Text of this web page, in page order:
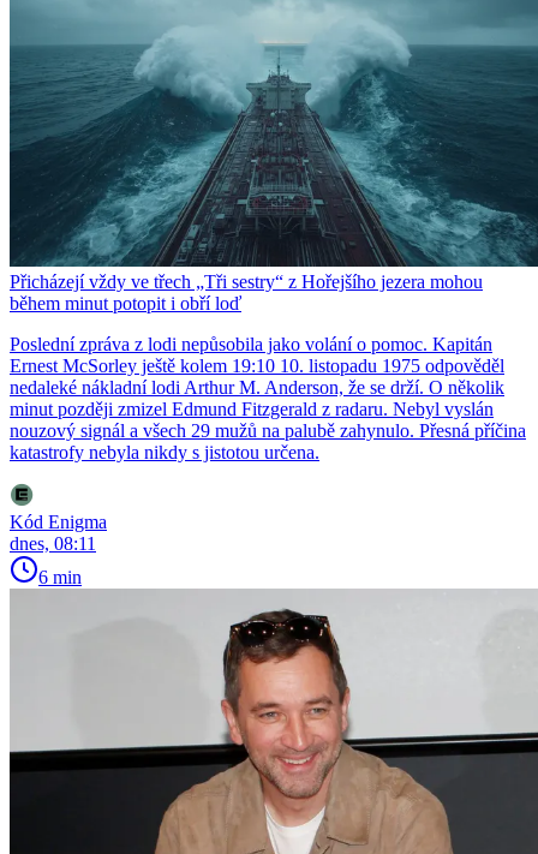
Přicházejí vždy ve třech „Tři sestry“ z Hořejšího jezera mohou
během minut potopit i obří loď
Poslední zpráva z lodi nepůsobila jako volání o pomoc. Kapitán
Ernest McSorley ještě kolem 19:10 10. listopadu 1975 odpověděl
nedaleké nákladní lodi Arthur M. Anderson, že se drží. O několik
minut později zmizel Edmund Fitzgerald z radaru. Nebyl vyslán
nouzový signál a všech 29 mužů na palubě zahynulo. Přesná příčina
katastrofy nebyla nikdy s jistotou určena.
Kód Enigma
dnes, 08:11
6 min